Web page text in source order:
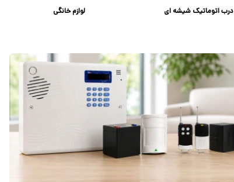
درب اتوماتیک شیشه ای لوازم خانگی